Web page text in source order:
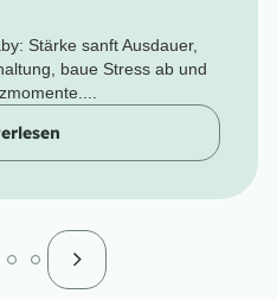
Stärke sanft Ausdauer,
baue Stress ab und